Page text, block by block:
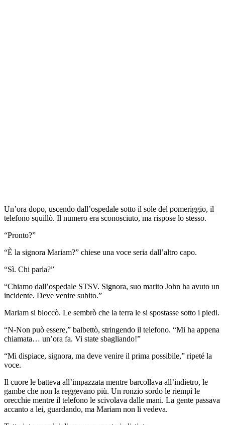
Un’ora dopo, uscendo dall’ospedale sotto il sole del pomeriggio, il
telefono squillò. Il numero era sconosciuto, ma rispose lo stesso.
“Pronto?”
“È la signora Mariam?” chiese una voce seria dall’altro capo.
“Sì. Chi parla?”
“Chiamo dall’ospedale STSV. Signora, suo marito John ha avuto un
incidente. Deve venire subito.”
Mariam si bloccò. Le sembrò che la terra le si spostasse sotto i piedi.
“N-Non può essere,” balbettò, stringendo il telefono. “Mi ha appena
chiamata… un’ora fa. Vi state sbagliando!”
“Mi dispiace, signora, ma deve venire il prima possibile,” ripeté la
voce.
Il cuore le batteva all’impazzata mentre barcollava all’indietro, le
gambe che non la reggevano più. Un ronzio sordo le riempì le
orecchie mentre il telefono le scivolava dalle mani. La gente passava
accanto a lei, guardando, ma Mariam non li vedeva.